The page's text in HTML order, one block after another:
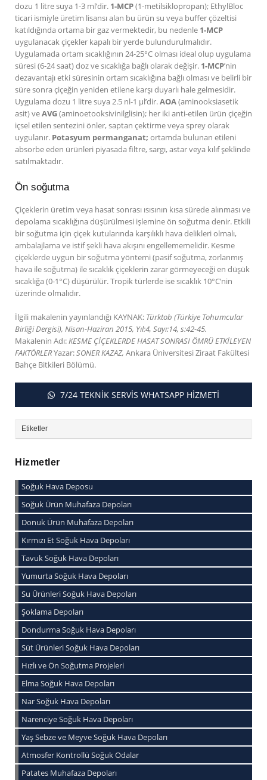
dozu 1 litre suya 1-3 ml’dir. 1-MCP(1-metilsiklopropan); EthylBloc
ticari ismiyle üretim lisansı alan bu ürün su veya buffer çözeltisi
katıldığında ortama bir gaz vermektedir, bu nedenle 1-MCP
uygulanacak çiçekler kapalı bir yerde bulundurulmalıdır.
Uygulamada ortam sıcaklığının 24-25°C olması ideal olup uygulama
süresi (6-24 saat) doz ve sıcaklığa bağlı olarak değişir. 1-MCP’nin
dezavantajı etki süresinin ortam sıcaklığına bağlı olması ve belirli bir
süre sonra çiçeğin yeniden etilene karşı duyarlı hale gelmesidir.
Uygulama dozu 1 litre suya 2.5 nl-1 µl’dir.AOA(aminooksiasetik
asit) veAVG(aminoetooksivinilglisin); her iki anti-etilen ürün çiçeğin
içsel etilen sentezini önler, saptan çektirme veya sprey olarak
uygulanır. Potasyum permanganat; ortamda bulunan etileni
absorbe eden ürünleri piyasada filtre, sargı, astar veya kılıf şeklinde
satılmaktadır.
Ön soğutma
Çiçeklerin üretim veya hasat sonrası ısısının kısa sürede alınması ve
depolama sıcaklığına düşürülmesi işlemine ön soğutma denir. Etkili
bir soğutma için çiçek kutularında karşılıklı hava delikleri olmalı,
ambalajlama ve istif şekli hava akışını engellememelidir. Kesme
çiçeklerde uygun bir soğutma yöntemi (pasif soğutma, zorlanmış
hava ile soğutma) ile sıcaklık çiçeklerin zarar görmeyeceği en düşük
sıcaklığa (0-1°C) düşürülür. Tropik türlerde ise sıcaklık 10°C’nin
üzerinde olmalıdır.
İlgili makalenin yayınlandığı KAYNAK: Türktob (Türkiye Tohumcular
Birliği Dergisi), Nisan-Haziran 2015, Yıl:4, Sayı:14, s:42-45.
Makalenin Adı:KESME ÇİÇEKLERDE HASAT SONRASI ÖMRÜ ETKİLEYEN
FAKTÖRLERYazar:SONER KAZAZ, Ankara Üniversitesi Ziraat Fakültesi
Bahçe Bitkileri Bölümü.
7/24 TEKNİK SERVİS WHATSAPP HİZMETİ
Etiketler
Hizmetler
Soğuk Hava Deposu
Soğuk Ürün Muhafaza Depoları
Donuk Ürün Muhafaza Depoları
Kırmızı Et Soğuk Hava Depoları
Tavuk Soğuk Hava Depoları
Yumurta Soğuk Hava Depoları
Su Ürünleri Soğuk Hava Depoları
Şoklama Depoları
Dondurma Soğuk Hava Depoları
Süt Ürünleri Soğuk Hava Depoları
Hızlı ve Ön Soğutma Projeleri
Elma Soğuk Hava Depoları
Nar Soğuk Hava Depoları
Narenciye Soğuk Hava Depoları
Yaş Sebze ve Meyve Soğuk Hava Depoları
Atmosfer Kontrollü Soğuk Odalar
Patates Muhafaza Depoları